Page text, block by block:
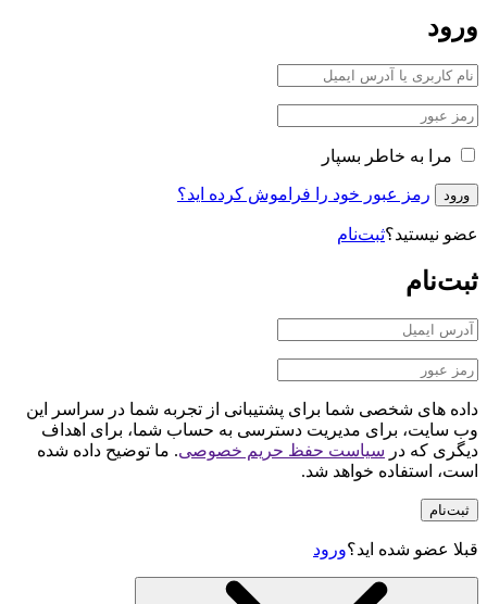
ورود
مرا به خاطر بسپار
ورود رمز عبور خود را فراموش کرده اید؟
عضو نیستید؟ثبت‌نام
ثبت‌نام
داده های شخصی شما برای پشتیبانی از تجربه شما در سراسر این
وب سایت، برای مدیریت دسترسی به حساب شما، برای اهداف
دیگری که در سیاست حفظ حریم خصوصی. ما توضیح داده شده
است، استفاده خواهد شد.
ثبت‌نام
قبلا عضو شده اید؟ورود